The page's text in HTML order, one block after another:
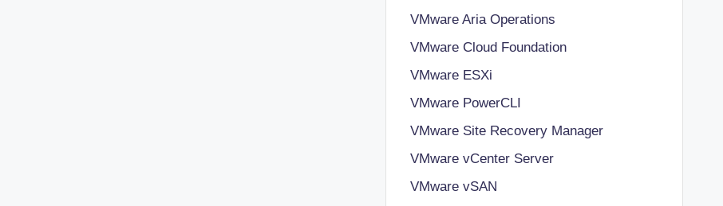
VMware Aria Operations
VMware Cloud Foundation
VMware ESXi
VMware PowerCLI
VMware Site Recovery Manager
VMware vCenter Server
VMware vSAN